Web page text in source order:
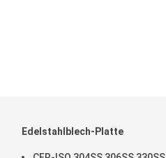
Edelstahlblech-Platte